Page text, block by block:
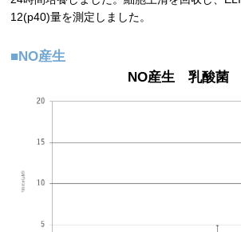
12(p40)量を測定しました。
■NO産生
NO産生 乳酸菌